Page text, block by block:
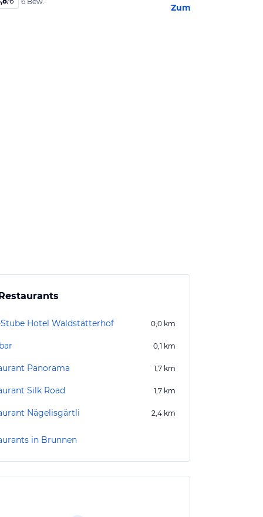
Zum Hotel
Hotel Waldstätterhof 0,0 km
0,1 km
Panorama 1,7 km
Silk Road 1,7 km
Nägelisgärtli 2,4 km
in Brunnen